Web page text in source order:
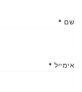
שם *
אימייל *